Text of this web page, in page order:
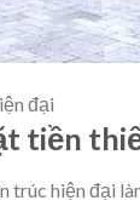
đại
tiền
trúc hiện đại